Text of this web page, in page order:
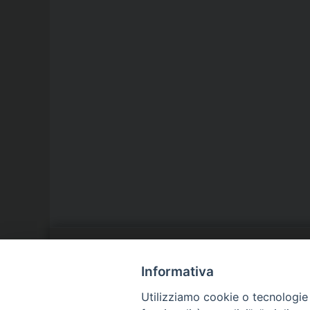
IL VESCOVO
Informativa
Utilizziamo cookie o